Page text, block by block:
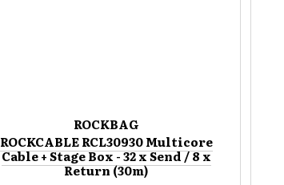
ROCKBAG
ROCKCABLE RCL30930 Multicore
Cable + Stage Box - 32 x Send / 8 x
Return (30m)